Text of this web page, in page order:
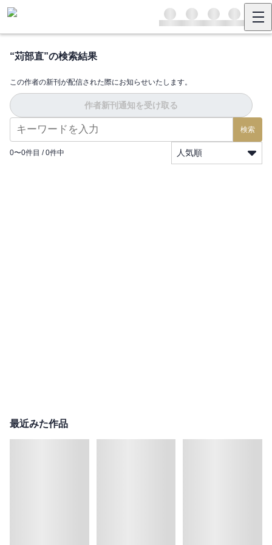
“苅部直”の検索結果
この作者の新刊が配信された際にお知らせいたします。
作者新刊通知を受け取る
検索
0〜0件目 / 0件中 人気順
最近みた作品